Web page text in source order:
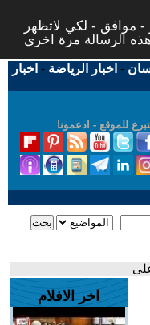
- موافق - لكي لاتظهر
- اخبار الرياضة - اخبار
للموقع - ادعمونا
اخر الافلام